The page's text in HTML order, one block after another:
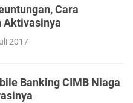
Cara
Aktivasinya
2017
Banking CIMB Niaga